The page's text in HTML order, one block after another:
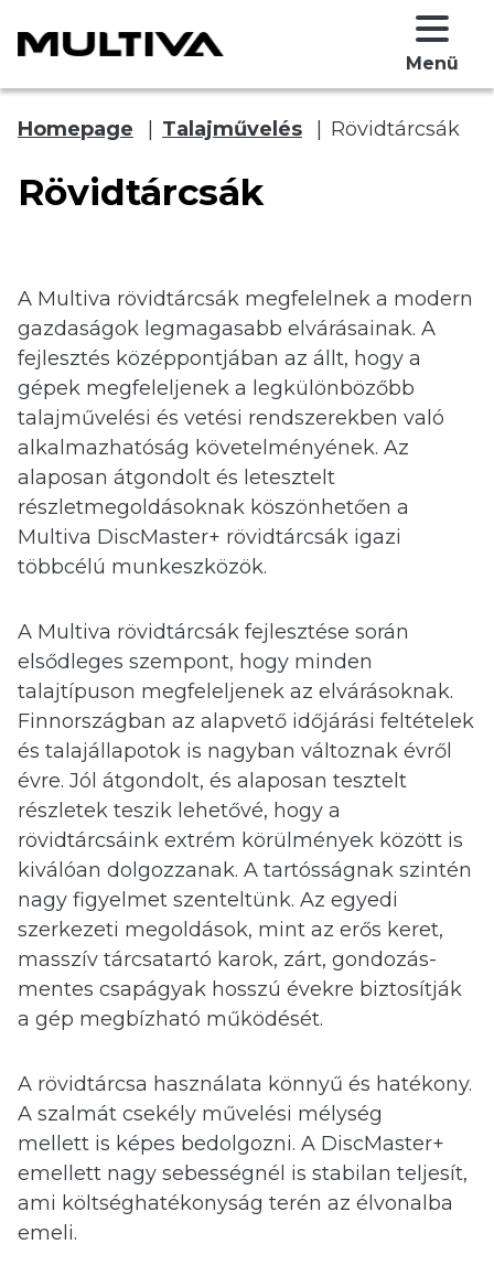
submenu
submenu
submenu
submenu
Menü
Homepage Talajművelés Rövidtárcsák
Rövidtárcsák
A Multiva rövidtárcsák megfelelnek a modern
gazdaságok legmagasabb elvárásainak. A
fejlesztés középpontjában az állt, hogy a
gépek megfeleljenek a legkülönbözőbb
talajművelési és vetési rendszerekben való
alkalmazhatóság követelményének. Az
alaposan átgondolt és letesztelt
részletmegoldásoknak köszönhetően a
Multiva DiscMaster+ rövidtárcsák igazi
többcélú munkeszközök.
A Multiva rövidtárcsák fejlesztése során
elsődleges szempont, hogy minden
talajtípuson megfeleljenek az elvárásoknak.
Finnországban az alapvető időjárási feltételek
és talajállapotok is nagyban változnak évről
évre. Jól átgondolt, és alaposan tesztelt
részletek teszik lehetővé, hogy a
rövidtárcsáink extrém körülmények között is
kiválóan dolgozzanak. A tartósságnak szintén
nagy figyelmet szenteltünk. Az egyedi
szerkezeti megoldások, mint az erős keret,
masszív tárcsatartó karok, zárt, gondozás-
mentes csapágyak hosszú évekre biztosítják
a gép megbízható működését.
A rövidtárcsa használata könnyű és hatékony.
A szalmát csekély művelési mélység
mellett is képes bedolgozni. A DiscMaster+
emellett nagy sebességnél is stabilan teljesít,
ami költséghatékonyság terén az élvonalba
emeli.